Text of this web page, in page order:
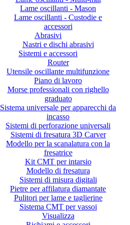
Lame oscillanti - Mason
Lame oscillanti - Custodie e
accessori
Abrasivi
Nastri e dischi abrasivi
Sistemi e accessori
Router
Utensile oscillante multifunzione
Piano di lavoro
Morse professionali con righello
graduato
Sistema universale per apparecchi da
incasso
Sistemi di perforazione universali
Sistemi di fresatura 3D Carver
Modello per la scanalatura con la
fresatrice
Kit CMT per intarsio
Modello di fresatura
Sistemi di misura digitali
Pietre per affilatura diamantate
Pulitori per lame e taglierine
Sistema CMT per vassoi
Visualizza